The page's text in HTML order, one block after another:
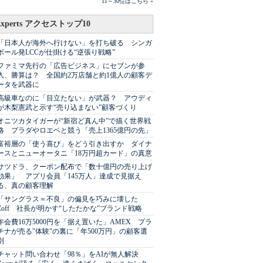
アクセストップ10
日本人が海外へ行けない」を打ち破る シンガ
ール発LCCが仕掛ける“逆張り戦略”
ァミマ先行の「広告ビジネス」にセブンが参
、勝算は？ 全国約2万店舗と約1億人の顧客デ
タを武器に
級車なのに「目立たない」が武器？ アウディ
木梨憲武と示す“売り込まない”顧客づくり
ニツカタイガーが“新宿ど真ん中”で描く世界戦
プラダやロエベと競う「売上1365億円の先」
裕層の「使う喜び」をどう引き出すか ダイナ
スとニューオータニ「18万円超カード」の真意
ツドラ、クーポン配布で「数十億円の売り上げ
果」 アプリ会員「145万人」達成で見据え
、真の顧客理解
サングラス＝不良」の偏見を巧みに壊した
社長が明かす“したたかな”ブランド戦略
会費16万5000円を「据え置いた」AMEX プラ
ナが売る"体験"の裏に「年500万円」の顧客選
ャット問い合わせ「98％」をAIが無人解決